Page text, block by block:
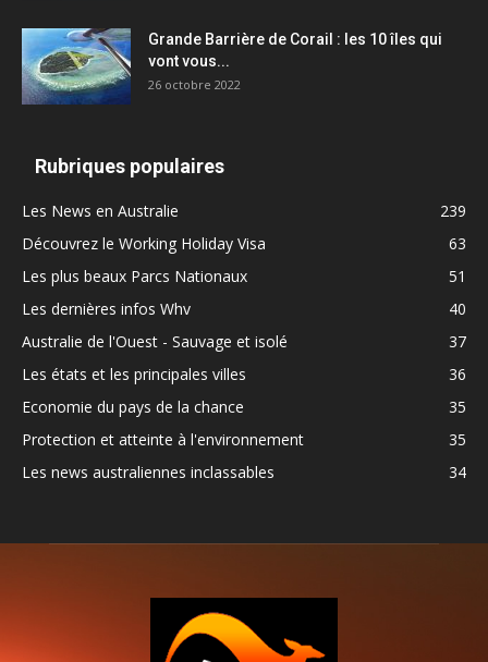
Grande Barrière de Corail : les 10 îles qui
vont vous...
26 octobre 2022
Rubriques populaires
Les News en Australie
239
Découvrez le Working Holiday Visa
63
Les plus beaux Parcs Nationaux
51
Les dernières infos Whv
40
Australie de l'Ouest - Sauvage et isolé
37
Les états et les principales villes
36
Economie du pays de la chance
35
Protection et atteinte à l'environnement
35
Les news australiennes inclassables
34